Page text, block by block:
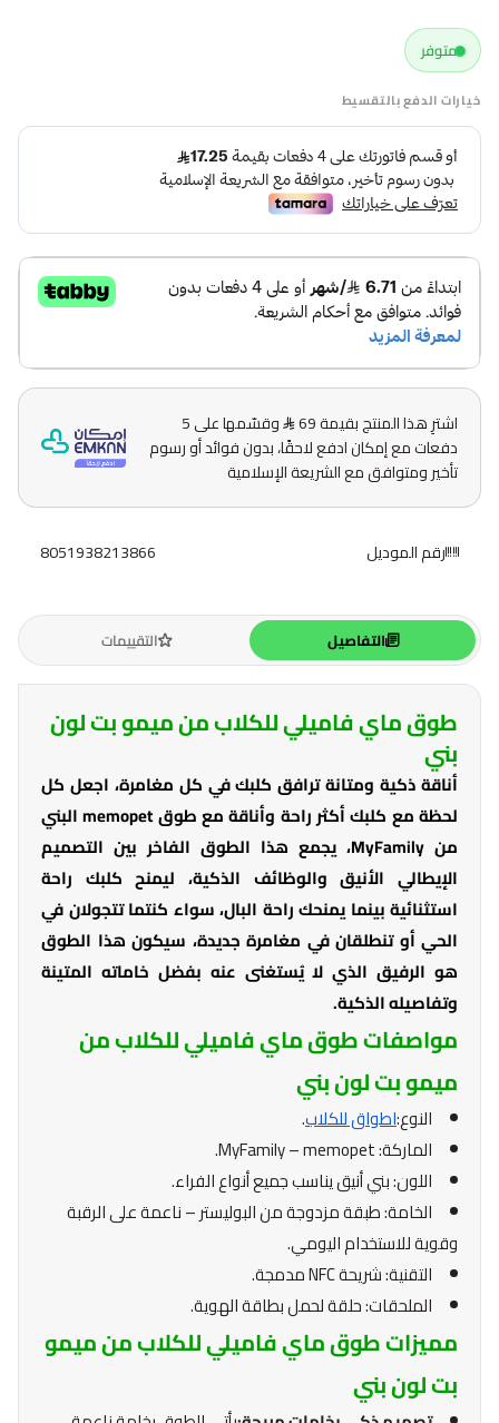
متوفر
خيارات الدفع بالتقسيط
اشترِ هذا المنتج بقيمة 69
وقسّمها على 5
دفعات مع إمكان ادفع لاحقًا، بدون فوائد أو رسوم
تأخير ومتوافق مع الشريعة الإسلامية
رقم الموديل 8051938213866
التفاصيل التقييمات
طوق ماي فاميلي للكلاب من ميمو بت لون
بني
أناقة ذكية ومتانة ترافق كلبك في كل مغامرة، اجعل كل
لحظة مع كلبك أكثر راحة وأناقة مع طوق memopet البني
من MyFamily، يجمع هذا الطوق الفاخر بين التصميم
الإيطالي الأنيق والوظائف الذكية، ليمنح كلبك راحة
استثنائية بينما يمنحك راحة البال، سواء كنتما تتجولان في
الحي أو تنطلقان في مغامرة جديدة، سيكون هذا الطوق
هو الرفيق الذي لا يُستغنى عنه بفضل خاماته المتينة
وتفاصيله الذكية.
مواصفات طوق ماي فاميلي للكلاب من
ميمو بت لون بني
النوع:اطواق للكلاب.
الماركة: MyFamily – memopet.
اللون: بني أنيق يناسب جميع أنواع الفراء.
الخامة: طبقة مزدوجة من البوليستر – ناعمة على الرقبة
وقوية للاستخدام اليومي.
التقنية: شريحة NFC مدمجة.
الملحقات: حلقة لحمل بطاقة الهوية.
مميزات طوق ماي فاميلي للكلاب من ميمو
بت لون بني